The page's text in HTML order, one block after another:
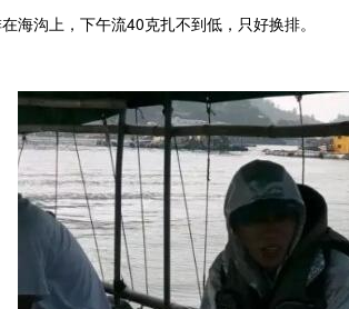
海沟上，下午流40克扎不到低，只好换排。